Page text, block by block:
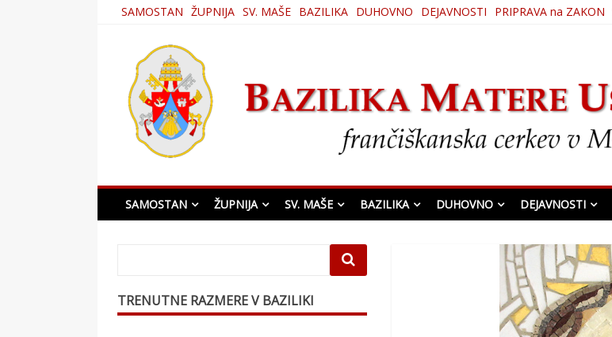
SAMOSTAN ŽUPNIJA SV. MAŠE BAZILIKA DUHOVNO DEJAVNOSTI PRIPRAVA na ZAKON
Bazilika Matere Usmiljenja
SAMOSTAN ŽUPNIJA SV. MAŠE BAZILIKA DUHOVNO DEJAVNOSTI
TRENUTNE RAZMERE V BAZILIKI